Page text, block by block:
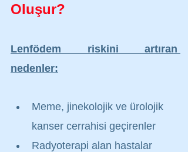
Oluşur?
Lenfödem riskini artıran
nedenler:
Meme, jinekolojik ve ürolojik
kanser cerrahisi geçirenler
Radyoterapi alan hastalar